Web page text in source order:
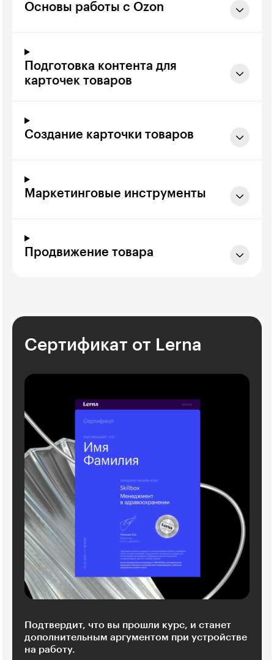
Основы работы с Ozon
Подготовка контента для
карточек товаров
Создание карточки товаров
Маркетинговые инструменты
Продвижение товара
Сертификат от Lerna
Подтвердит, что вы прошли курс, и станет
дополнительным аргументом при устройстве
на работу.